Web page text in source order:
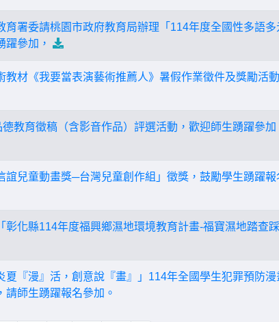
育署委請桃園市政府教育局辦理「114年度全國性多語
躍參加，
教材《我要當表演藝術推薦人》暑假作業徵件及獎勵活
教育徵稿（含影音作品）評選活動，歡迎師生踴躍參加
誼兒童動畫獎─台灣兒童創作組」徵獎，鼓勵學生踴躍報
彰化縣114年度福興鄉濕地環境教育計畫-福寶濕地踏查
夏『漫』活，創意說『畫』」114年全國學生犯罪預防
請師生踴躍報名參加。